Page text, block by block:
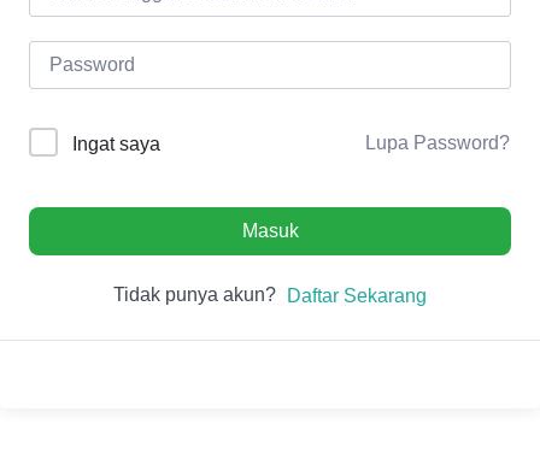
Ingat saya Lupa Password?
Masuk
Tidak punya akun? Daftar Sekarang